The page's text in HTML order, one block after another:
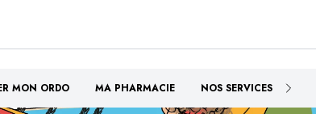
MON ORDO MA PHARMACIE NOS SERVICES